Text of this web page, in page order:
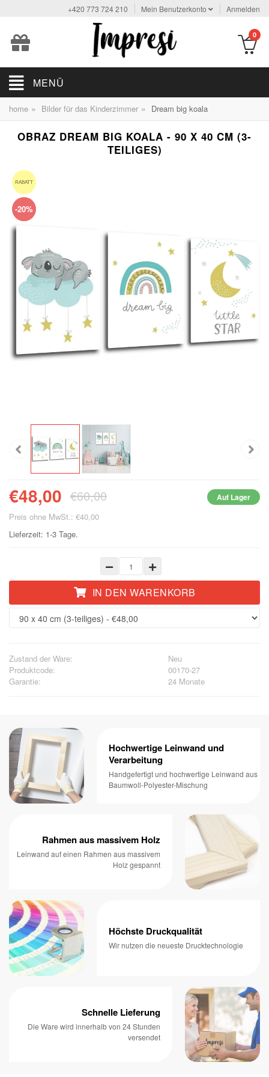
+420 773 724 210 Mein Benutzerkonto Anmelden
0
MENÜ
home » Bilder für das Kinderzimmer » Dream big koala
OBRAZ DREAM BIG KOALA - 90 X 40 CM (3-
TEILIGES)
RABATT
-20%
€48,00 €60,00 Auf Lager
Preis ohne MwSt.: €40,00
Lieferzeit: 1-3 Tage.
IN DEN WARENKORB
Zustand der Ware:
Neu
Produktcode:
00170-27
Garantie:
24 Monate
Hochwertige Leinwand und
Verarbeitung
Handgefertigt und hochwertige Leinwand aus
Baumwoll-Polyester-Mischung
Rahmen aus massivem Holz
Leinwand auf einen Rahmen aus massivem
Holz gespannt
Höchste Druckqualität
Wir nutzen die neueste Drucktechnologie
Schnelle Lieferung
Die Ware wird innerhalb von 24 Stunden
versendet